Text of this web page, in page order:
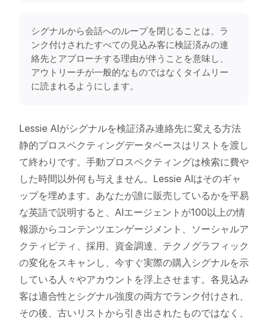
シグナルから会話へのループを閉じることは、ラ
ンク付けされたすべての見込み客に検証済みの連
絡先とアプローチする理由が伴うことを意味し、
アウトリーチが一般的なものではなくタイムリー
に読まれるようにします。
Lessie AIがシグナルを検証済み連絡先に変える方法
静的プロスペクティングデータベースはリストを渡し
て終わりです。手動プロスペクティングは検索に費や
した時間以外何も与えません。Lessie AIはそのギャ
ップを埋めます。あなたが誰に販売しているかを平易
な英語で説明すると、AIエージェントが100以上の情
報源からコンテンツエンゲージメント、ソーシャルア
クティビティ、採用、資金調達、テクノグラフィック
の変化をスキャンし、今すぐ実際の購入シグナルを示
している人々やアカウントを浮上させます。各見込み
客は適合性とシグナル強度の両方でランク付けされ、
その後、古いリストから引き出されたものではなく、